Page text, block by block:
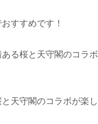
すすめです！
る桜と天守閣のコラボ
天守閣のコラボが楽し